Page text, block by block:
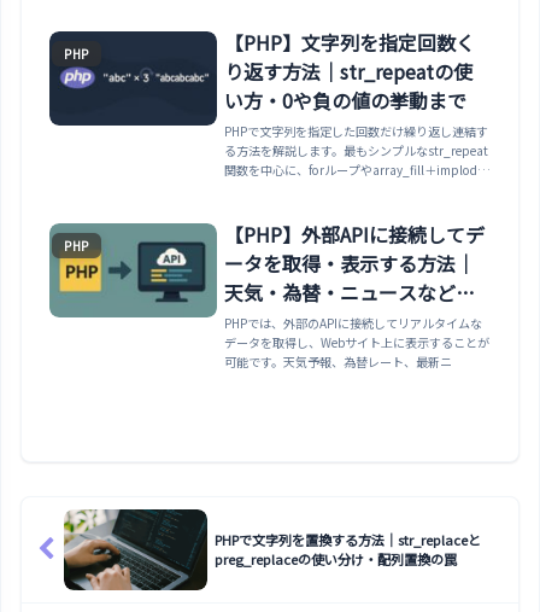
PHP
【PHP】文字列を指定回数く
り返す方法｜str_repeatの使
い方・0や負の値の挙動まで
PHPで文字列を指定した回数だけ繰り返し連結す
る方法を解説します。最もシンプルなstr_repeat
関数を中心に、forループやarray_fill＋implode
ます。
PHP
【PHP】外部APIに接続してデ
ータを取得・表示する方法｜
天気・為替・ニュースなどの
活用例
PHPでは、外部のAPIに接続してリアルタイムな
データを取得し、Webサイト上に表示することが
可能です。天気予報、為替レート、最新ニ
PHPで文字列を置換する方法｜str_replaceと
preg_replaceの使い分け・配列置換の罠